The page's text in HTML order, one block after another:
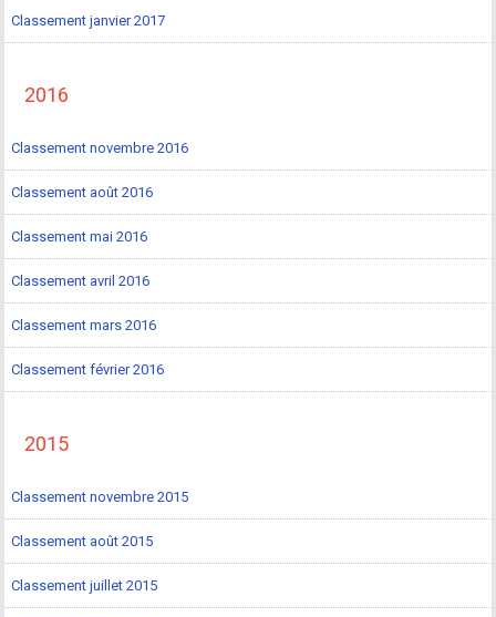
Classement janvier 2017
2016
Classement novembre 2016
Classement août 2016
Classement mai 2016
Classement avril 2016
Classement mars 2016
Classement février 2016
2015
Classement novembre 2015
Classement août 2015
Classement juillet 2015